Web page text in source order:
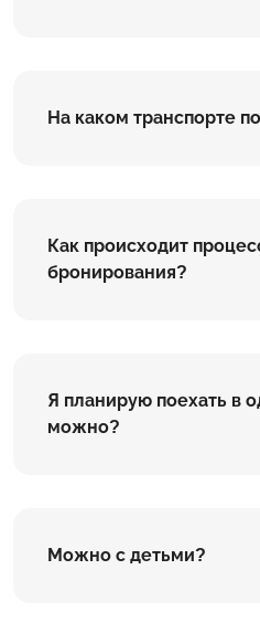
На каком транспорте
Как происходит
бронирования?
Я планирую поехать в
можно?
Можно с детьми?